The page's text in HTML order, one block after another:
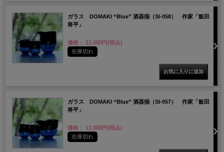
ガラス DOMAKI “Blue” 酒器揃（SI-058） 作家「飯田
将平」
価格： 11,000円(税込)
在庫切れ
ガラス DOMAKI “Blue” 酒器揃（SI-057） 作家「飯田
将平」
価格： 11,000円(税込)
在庫切れ